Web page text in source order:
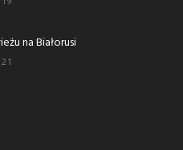
na Białorusi